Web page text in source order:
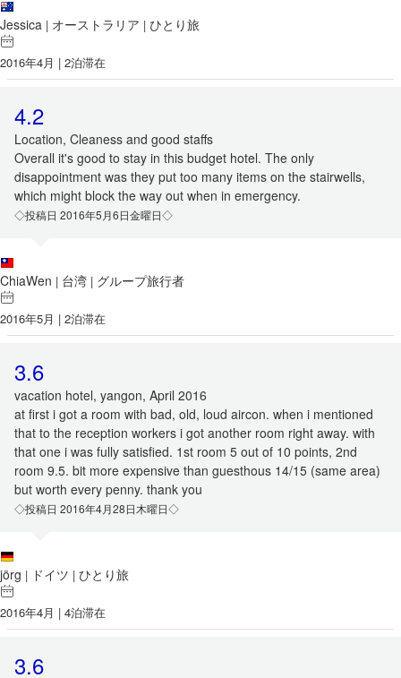
Jessica | オーストラリア | ひとり旅
2016年4月 | 2泊滞在
4.2
Location, Cleaness and good staffs
Overall it's good to stay in this budget hotel. The only
disappointment was they put too many items on the stairwells,
which might block the way out when in emergency.
◇投稿日 2016年5月6日金曜日◇
ChiaWen | 台湾 | グループ旅行者
2016年5月 | 2泊滞在
3.6
vacation hotel, yangon, April 2016
at first i got a room with bad, old, loud aircon. when i mentioned
that to the reception workers i got another room right away. with
that one i was fully satisfied. 1st room 5 out of 10 points, 2nd
room 9.5. bit more expensive than guesthous 14/15 (same area)
but worth every penny. thank you
◇投稿日 2016年4月28日木曜日◇
jörg | ドイツ | ひとり旅
2016年4月 | 4泊滞在
3.6